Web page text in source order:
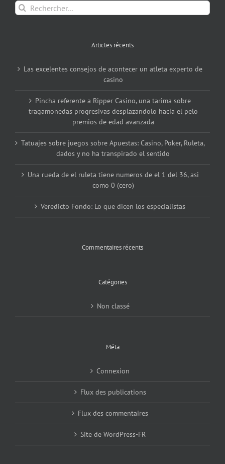
Rechercher:
Articles récents
Las excelentes consejos de acontecer un atleta experto de
casino
Pincha referente a Ripper Casino, una tarima sobre
tragamonedas progresivas desplazandolo hacia el pelo
premios de edad avanzada
Tatuajes sobre juegos sobre Apuestas: Casino, Poker, Ruleta,
dados y no ha transpirado el sentido
Una rueda de el ruleta tiene numeros de el 1 del 36, asi
como 0 (cero)
Veredicto Fondo: Lo que dicen los especialistas
Commentaires récents
Catégories
Non classé
Méta
Connexion
Flux des publications
Flux des commentaires
Site de WordPress-FR